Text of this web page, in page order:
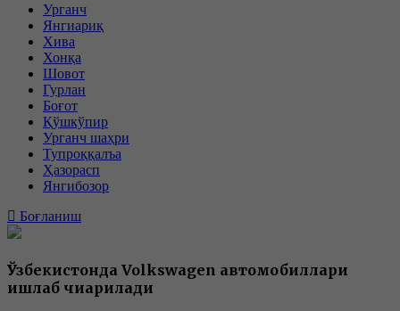
Урганч
Янгиариқ
Хива
Хонқа
Шовот
Гурлан
Боғот
Қўшкўпир
Урганч шаҳри
Тупроққалъа
Ҳазорасп
Янгибозор
Боғланиш
Ўзбекистонда Volkswagen автомобиллари
ишлаб чиқарилади